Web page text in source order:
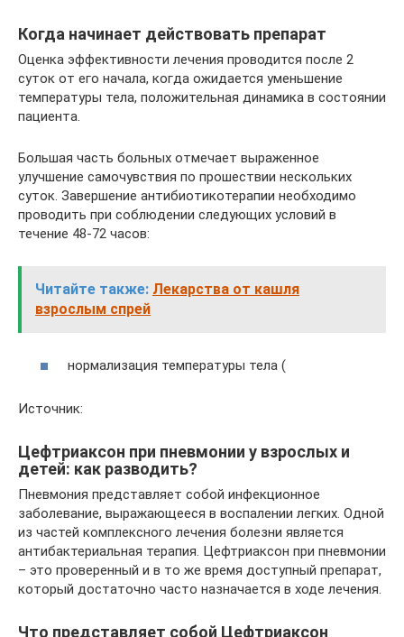
Когда начинает действовать препарат
Оценка эффективности лечения проводится после 2
суток от его начала, когда ожидается уменьшение
температуры тела, положительная динамика в состоянии
пациента.
Большая часть больных отмечает выраженное
улучшение самочувствия по прошествии нескольких
суток. Завершение антибиотикотерапии необходимо
проводить при соблюдении следующих условий в
течение 48-72 часов:
Читайте также: Лекарства от кашля
взрослым спрей
нормализация температуры тела (
Источник:
Цефтриаксон при пневмонии у взрослых и
детей: как разводить?
Пневмония представляет собой инфекционное
заболевание, выражающееся в воспалении легких. Одной
из частей комплексного лечения болезни является
антибактериальная терапия. Цефтриаксон при пневмонии
– это проверенный и в то же время доступный препарат,
который достаточно часто назначается в ходе лечения.
Что представляет собой Цефтриаксон